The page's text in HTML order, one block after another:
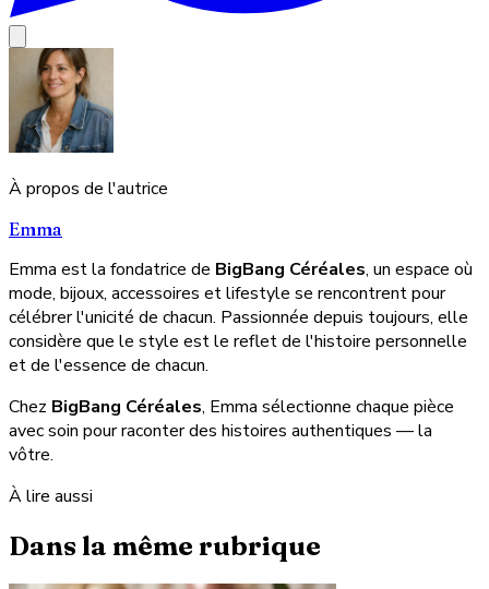
À propos de l'autrice
Emma
Emma est la fondatrice de BigBang Céréales, un espace où
mode, bijoux, accessoires et lifestyle se rencontrent pour
célébrer l'unicité de chacun. Passionnée depuis toujours, elle
considère que le style est le reflet de l'histoire personnelle
et de l'essence de chacun.
Chez BigBang Céréales, Emma sélectionne chaque pièce
avec soin pour raconter des histoires authentiques — la
vôtre.
À lire aussi
Dans la même rubrique